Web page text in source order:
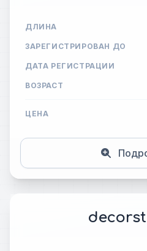
ДЛИНА
ЗАРЕГИСТРИРОВАН ДО
ДАТА РЕГИСТРАЦИИ
ВОЗРАСТ
ЦЕНА